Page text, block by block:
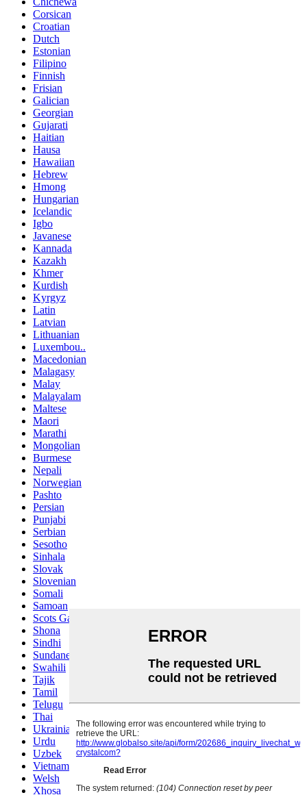
Corsican
Croatian
Dutch
Estonian
Filipino
Finnish
Frisian
Galician
Georgian
Gujarati
Haitian
Hausa
Hawaiian
Hebrew
Hmong
Hungarian
Icelandic
Igbo
Javanese
Kannada
Kazakh
Khmer
Kurdish
Kyrgyz
Latin
Latvian
Lithuanian
Luxembou..
Macedonian
Malagasy
Malay
Malayalam
Maltese
Maori
Marathi
Mongolian
Burmese
Nepali
Norwegian
Pashto
Persian
Punjabi
Serbian
Sesotho
Sinhala
Slovak
Slovenian
Somali
Samoan
Scots Gaelic
Shona
Sindhi
Sundanese
Swahili
Tajik
Tamil
Telugu
Thai
Ukrainian
Urdu
Uzbek
Vietnamese
Welsh
Xhosa